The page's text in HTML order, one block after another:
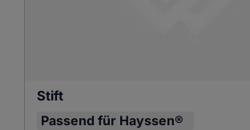
Stift
Passend für Hayssen®